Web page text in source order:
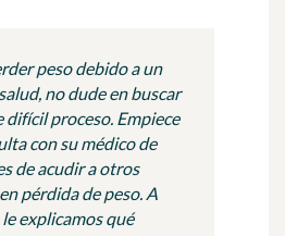
peso debido a un
no dude en buscar
difícil proceso. Empiece
con su médico de
de acudir a otros
pérdida de peso. A
explicamos qué